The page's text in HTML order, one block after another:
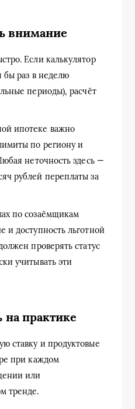
внимание
Если калькулятор
бы раз в неделю
периоды), расчёт
ипотеке важно
по региону и
неточность здесь —
рублей переплаты за
по созаёмщикам
и доступность льготной
проверять статус
учитывать эти
практике
ставку и продуктовые
при каждом
или
тренде.